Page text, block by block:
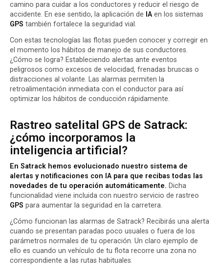
camino para cuidar a los conductores y reducir el riesgo de
accidente. En ese sentido, la aplicación de IA en los sistemas
GPS también fortalece la seguridad vial .
Con estas tecnologías las flotas pueden conocer y corregir en
el momento los hábitos de manejo de sus conductores.
¿Cómo se logra? Estableciendo alertas ante eventos
peligrosos como excesos de velocidad, frenadas bruscas o
distracciones al volante. Las alarmas permiten la
retroalimentación inmediata con el conductor para así
optimizar los hábitos de conducción rápidamente.
Rastreo satelital GPS de Satrack:
¿cómo incorporamos la
inteligencia artificial?
En Satrack hemos evolucionado nuestro sistema de
alertas y notificaciones con IA para que recibas todas las
novedades de tu operación automáticamente. Dicha
funcionalidad viene incluida con nuestro servicio de rastreo
GPS para aumentar la seguridad en la carretera.
¿Cómo funcionan las alarmas de Satrack? Recibirás una alerta
cuando se presentan paradas poco usuales o fuera de los
parámetros normales de tu operación. Un claro ejemplo de
ello es cuando un vehículo de tu flota recorre una zona no
correspondiente a las rutas habituales.